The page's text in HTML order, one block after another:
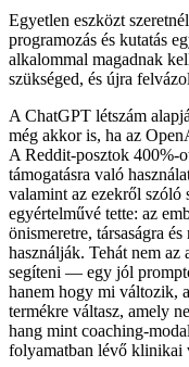
Egyetlen eszközt
programozás és kutatás
alkalommal magadnak
szükséged, és újra
A ChatGPT létszám
még akkor is, ha az
A Reddit-posztok 400%-
támogatásra való
valamint az ezekről szóló
egyértelművé tette: az
önismeretre, társaságra
használják. Tehát nem az
segíteni — egy jól
hanem hogy mi változik,
termékre váltasz, amely
hang mint coaching-
folyamatban lévő klinikai